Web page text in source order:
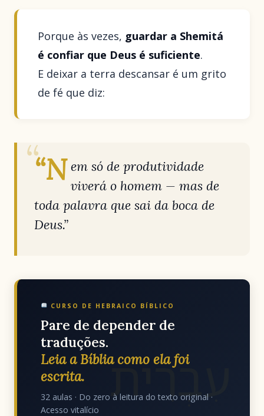
Porque às vezes, guardar a Shemitá
é confiar que Deus é suficiente.
E deixar a terra descansar é um grito
de fé que diz:
“N em só de produtividade
viverá o homem — mas de
toda palavra que sai da boca de
Deus.”
עִבְרִית
CURSO DE HEBRAICO BÍBLICO
Pare de depender de
traduções.
Leia a Bíblia como ela foi
escrita.
32 aulas · Do zero à leitura do texto original ·
Acesso vitalício